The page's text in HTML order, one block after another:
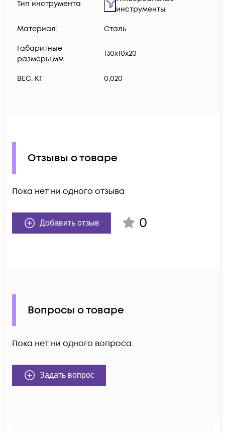
Тип инструмента
инструменты
Материал: Сталь
Габаритные
размеры,мм
130х10х20
ВЕС, КГ 0,020
Отзывы о товаре
Пока нет ни одного отзыва
Добавить отзыв 0
Вопросы о товаре
Пока нет ни одного вопроса.
Задать вопрос